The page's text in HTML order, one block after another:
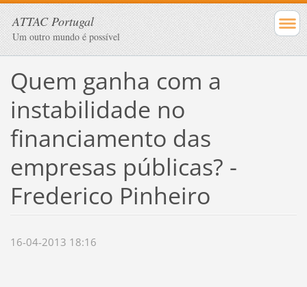
ATTAC Portugal
Um outro mundo é possível
Quem ganha com a
instabilidade no
financiamento das
empresas públicas? -
Frederico Pinheiro
16-04-2013 18:16